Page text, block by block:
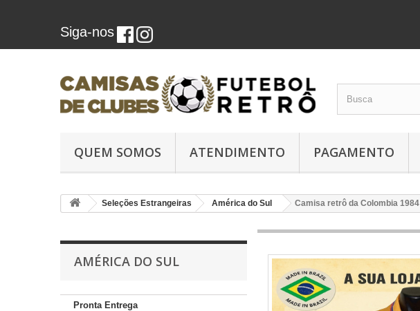
Siga-nos
QUEM SOMOS ATENDIMENTO PAGAMENTO
Seleções Estrangeiras América do Sul Camisa retrô da Colombia 1984
AMÉRICA DO SUL
Pronta Entrega